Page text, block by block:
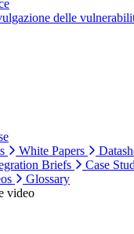
delle
White Papers
Briefs Case
Glossary
video